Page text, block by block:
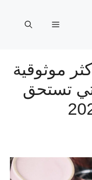
القائمة
موثوقية
تستحق